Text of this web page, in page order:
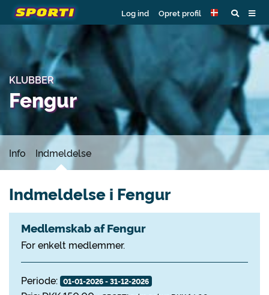
Log ind Opret profil
KLUBBER
Fengur
Info Indmeldelse
Indmeldelse i Fengur
Medlemskab af Fengur
For enkelt medlemmer.
Periode: 01-01-2026 - 31-12-2026